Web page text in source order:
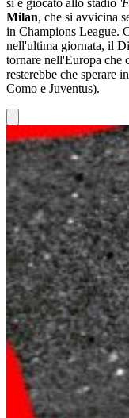
Milan, che si avvicina
in Champions League.
nell'ultima giornata, il
tornare nell'Europa che
resterebbe che sperare
Como e Juventus).